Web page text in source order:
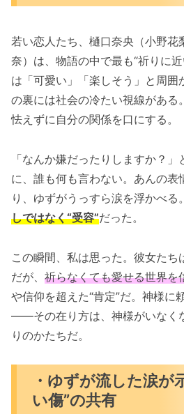
若い恋人たち、樋口奈央（小野花
奈）は、物語の中で最も“祈りに
は「可愛い」「楽しそう」と周囲
の裏には社会の冷たい視線がある
怯えずに自分の関係を口にする。
「なんか嫌だったりしますか？
に、誰も何も言わない。あんの表
り、ゆずがうっすら涙を浮かべる。
しではなく“受容”だった。
この瞬間、私は思った。彼女たち
だが、 祈らなくても愛せる世界を
や信仰を超えた“肯定”だ。神様に
――その在り方は、神様がいなく
りのかたちだ。
・ゆずが流した涙が
い傷”の共有